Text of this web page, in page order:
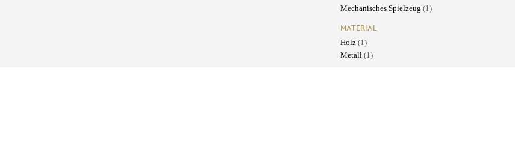
Mechanisches Spielzeug (1)
MATERIAL
Holz (1)
Metall (1)